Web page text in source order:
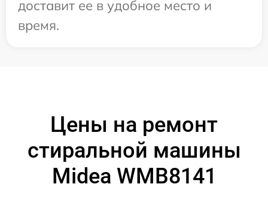
доставит ее в удобное место и
время.
Цены на ремонт
стиральной машины
Midea WMB8141